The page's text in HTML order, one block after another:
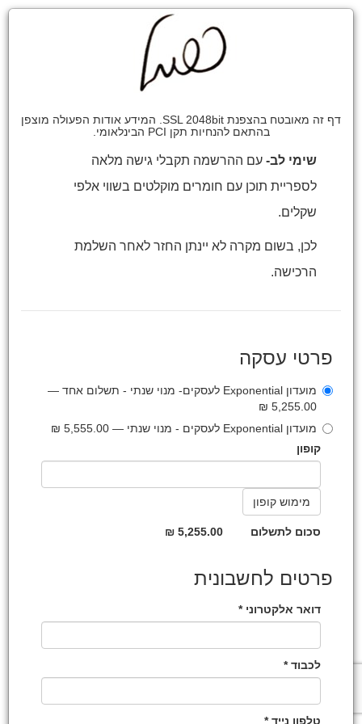
דף זה מאובטח בהצפנת SSL 2048bit. המידע אודות הפעולה מוצפן
בהתאם להנחיות תקן PCI הבינלאומי.
שימי לב- עם ההרשמה תקבלי גישה מלאה
לספריית תוכן עם חומרים מוקלטים בשווי אלפי
שקלים​.
לכן, בשום מקרה לא יינתן החזר לאחר השלמת
הרכישה.
פרטי עסקה
מועדון Exponential לעסקים- מנוי שנתי - תשלום אחד —
5,255.00 ₪
מועדון Exponential לעסקים - מנוי שנתי — 5,555.00 ₪
קופון
סכום לתשלום 5,255.00 ₪
פרטים לחשבונית
דואר אלקטרוני *
לכבוד *
טלפון נייד *